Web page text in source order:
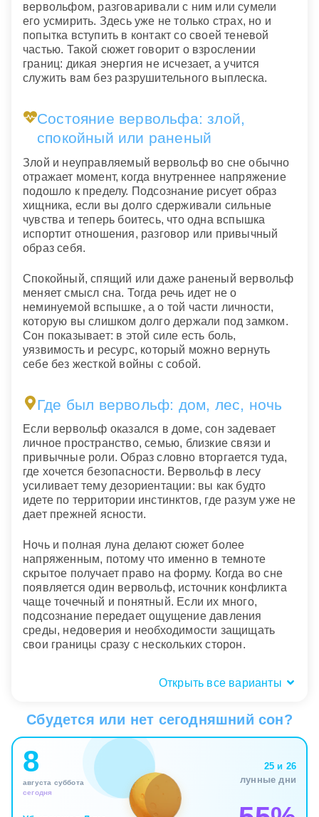
вервольфом, разговаривали с ним или сумели
его усмирить. Здесь уже не только страх, но и
попытка вступить в контакт со своей теневой
частью. Такой сюжет говорит о взрослении
границ: дикая энергия не исчезает, а учится
служить вам без разрушительного выплеска.
Состояние вервольфа: злой,
спокойный или раненый
Злой и неуправляемый вервольф во сне обычно
отражает момент, когда внутреннее напряжение
подошло к пределу. Подсознание рисует образ
хищника, если вы долго сдерживали сильные
чувства и теперь боитесь, что одна вспышка
испортит отношения, разговор или привычный
образ себя.
Спокойный, спящий или даже раненый вервольф
меняет смысл сна. Тогда речь идет не о
неминуемой вспышке, а о той части личности,
которую вы слишком долго держали под замком.
Сон показывает: в этой силе есть боль,
уязвимость и ресурс, который можно вернуть
себе без жесткой войны с собой.
Где был вервольф: дом, лес, ночь
Если вервольф оказался в доме, сон задевает
личное пространство, семью, близкие связи и
привычные роли. Образ словно вторгается туда,
где хочется безопасности. Вервольф в лесу
усиливает тему дезориентации: вы как будто
идете по территории инстинктов, где разум уже не
дает прежней ясности.
Ночь и полная луна делают сюжет более
напряженным, потому что именно в темноте
скрытое получает право на форму. Когда во сне
появляется один вервольф, источник конфликта
чаще точечный и понятный. Если их много,
подсознание передает ощущение давления
среды, недоверия и необходимости защищать
свои границы сразу с нескольких сторон.
Открыть все варианты
знакомый
Сон, где вервольфом становитесь вы, редко
говорит о буквальной угрозе. Скорее он
поднимает вопрос о двойной жизни чувств:
снаружи вы держитесь собранно, а внутри
накапливается сила, злость или жажда свободы.
Если превращение не пугает, в таком образе уже
Сбудется или нет сегодняшний сон?
8
августа суббота
сегодня
25 и 26
лунные дни